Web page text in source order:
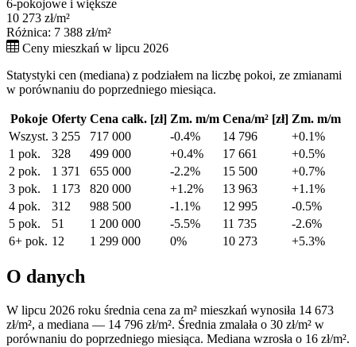
6-pokojowe i większe
10 273 zł/m²
Różnica: 7 388 zł/m²
Ceny mieszkań w lipcu 2026
Statystyki cen (mediana) z podziałem na liczbę pokoi, ze zmianami
w porównaniu do poprzedniego miesiąca.
Pokoje Oferty Cena całk. [zł] Zm. m/m Cena/m² [zł] Zm. m/m
Wszyst. 3 255 717 000 -0.4% 14 796
+0.1%
1 pok.
328 499 000 +0.4% 17 661
+0.5%
2 pok.
1 371 655 000 -2.2% 15 500
+0.7%
3 pok.
1 173 820 000 +1.2% 13 963
+1.1%
4 pok.
312 988 500 -1.1% 12 995
-0.5%
5 pok.
51 1 200 000 -5.5% 11 735
-2.6%
6+ pok. 12 1 299 000 0% 10 273 +5.3%
O danych
W lipcu 2026 roku średnia cena za m² mieszkań wynosiła 14 673
zł/m², a mediana — 14 796 zł/m². Średnia zmalała o 30 zł/m² w
porównaniu do poprzedniego miesiąca. Mediana wzrosła o 16 zł/m².